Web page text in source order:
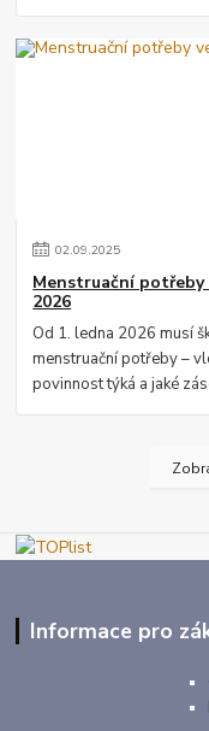
02.09.2025
Menstruační
2026
Od 1. ledna 2026 musí
menstruační potřeby –
povinnost týká a jaké
Informace pro